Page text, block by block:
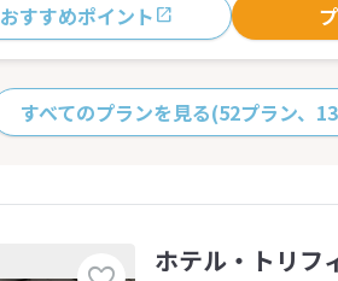
おすすめポイント
すべてのプランを見る(52プラン、
ホテル・トリフ